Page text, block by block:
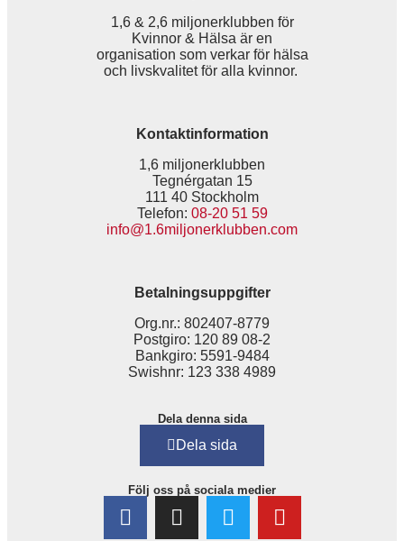
1,6 & 2,6 miljonerklubben för
Kvinnor & Hälsa är en
organisation som verkar för hälsa
och livskvalitet för alla kvinnor.
Kontaktinformation
1,6 miljonerklubben
Tegnérgatan 15
111 40 Stockholm
Telefon: 08-20 51 59
info@1.6miljonerklubben.com
Betalningsuppgifter
Org.nr.: 802407-8779
Postgiro: 120 89 08-2
Bankgiro: 5591-9484
Swishnr: 123 338 4989
Dela denna sida
Dela sida
Följ oss på sociala medier